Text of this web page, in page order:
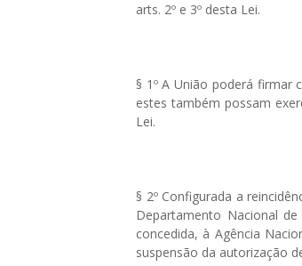
arts. 2º e 3º desta Lei.
§ 1º A União poderá firmar
estes também possam
Lei.
§ 2º Configurada a
Departamento Nacional
concedida, à Agência
suspensão da autorização